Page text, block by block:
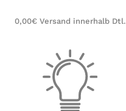
0,00€ Versand innerhalb Dtl.